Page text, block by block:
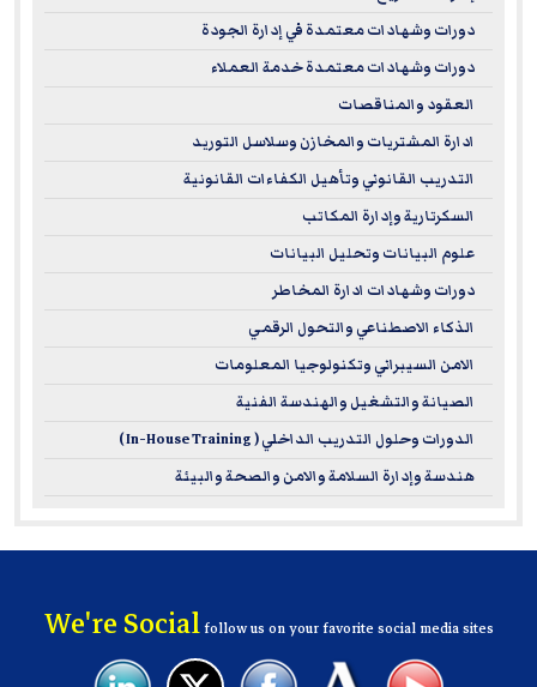
strategic leadership skills and make a significant impact in
your organization.
For more information on ILM – please visitwww.i-l-m.com
دورات وشهادات معتمدة في إدارة الجودة
دورات وشهادات معتمدة خدمة العملاء
العقود والمناقصات
ادارة المشتريات والمخازن وسلاسل التوريد
التدريب القانوني وتأهيل الكفاءات القانونية
السكرتارية وإدارة المكاتب
علوم البيانات وتحليل البيانات
دورات وشهادات ادارة المخاطر
الذكاء الاصطناعي والتحول الرقمي
الامن السيبراني وتكنولوجيا المعلومات
الصيانة والتشغيل والهندسة الفنية
الدورات وحلول التدريب الداخلي ( In-House Training )
هندسة وإدارة السلامة والامن والصحة والبيئة
We're Socialfollow us on your favorite social media sites